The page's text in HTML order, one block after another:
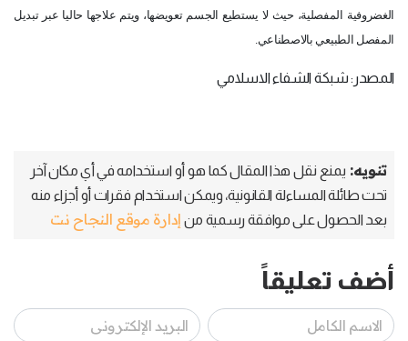
الغضروفية المفصلية، حيث لا يستطيع الجسم تعويضها، ويتم علاجها حاليا عبر تبديل
المفصل الطبيعي بالاصطناعي.
المصدر: شبكة الشفاء الاسلامي
تنويه: يمنع نقل هذا المقال كما هو أو استخدامه في أي مكان آخر
تحت طائلة المساءلة القانونية، ويمكن استخدام فقرات أو أجزاء منه
بعد الحصول على موافقة رسمية من إدارة موقع النجاح نت
أضف تعليقاً